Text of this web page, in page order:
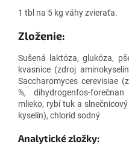
1 tbl na 5 kg váhy zvieraťa.
Zloženie:
Sušená laktóza, glukóza,
kvasnice (zdroj
Saccharomyces cerevisiae
%, dihydrogenfos-
mlieko, rybí tuk a
kyselín), chlorid sodný
Analytické zložky: